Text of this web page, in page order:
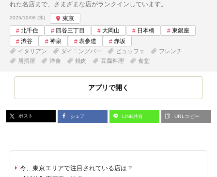
れた名店まで、さまざまな店がランクインしています。
投稿日:
2025/10/08 (水)
東京
北千住
四谷三丁目 大岡山 日本橋
東銀座
渋谷
神泉 表参道
赤坂
イタリアン
ダイニングバー ビュッフェ
フレンチ
居酒屋
洋食 焼肉 豆腐料理 食堂
アプリで開く
ポスト シェア LINE共有 URLコピー
今、東京エリアで注目されている店は？